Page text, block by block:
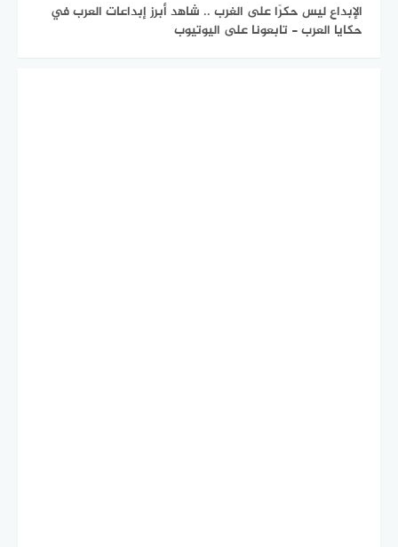
الإبداع ليس حكرًا على الغرب .. شاهد أبرز إبداعات العرب في
حكايا العرب - تابعونا على اليوتيوب